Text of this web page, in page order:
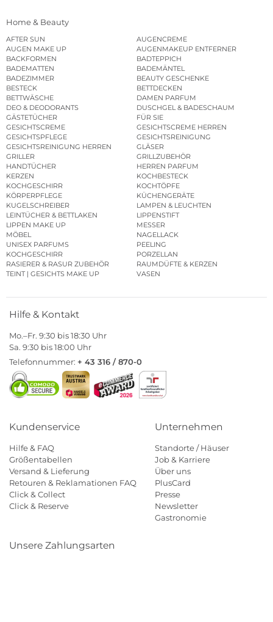
Home & Beauty
AFTER SUN
AUGENCREME
AUGEN MAKE UP
AUGENMAKEUP ENTFERNER
BACKFORMEN
BADTEPPICH
BADEMATTEN
BADEMÄNTEL
BADEZIMMER
BEAUTY GESCHENKE
BESTECK
BETTDECKEN
BETTWÄSCHE
DAMEN PARFUM
DEO & DEODORANTS
DUSCHGEL & BADESCHAUM
GÄSTETÜCHER
FÜR SIE
GESICHTSCREME
GESICHTSCREME HERREN
GESICHTSPFLEGE
GESICHTSREINIGUNG
GESICHTSREINIGUNG HERREN
GLÄSER
GRILLER
GRILLZUBEHÖR
HANDTÜCHER
HERREN PARFUM
KERZEN
KOCHBESTECK
KOCHGESCHIRR
KOCHTÖPFE
KÖRPERPFLEGE
KÜCHENGERÄTE
KUGELSCHREIBER
LAMPEN & LEUCHTEN
LEINTÜCHER & BETTLAKEN
LIPPENSTIFT
LIPPEN MAKE UP
MESSER
MÖBEL
NAGELLACK
UNISEX PARFUMS
PEELING
KOCHGESCHIRR
PORZELLAN
RASIERER & RASUR ZUBEHÖR
RAUMDÜFTE & KERZEN
TEINT | GESICHTS MAKE UP
VASEN
Hilfe & Kontakt
Mo.–Fr. 9:30 bis 18:30 Uhr
Sa. 9:30 bis 18:00 Uhr
Telefonnummer: + 43 316 / 870-0
Kundenservice
Hilfe & FAQ
Größentabellen
Versand & Lieferung
Retouren & Reklamationen FAQ
Click & Collect
Click & Reserve
Unternehmen
Standorte / Häuser
Job & Karriere
Über uns
PlusCard
Presse
Newsletter
Gastronomie
Unsere Zahlungsarten